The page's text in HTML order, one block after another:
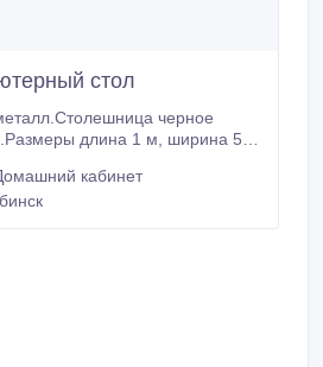
стол
черное
длина 1 м, ширина 52,
кабинет